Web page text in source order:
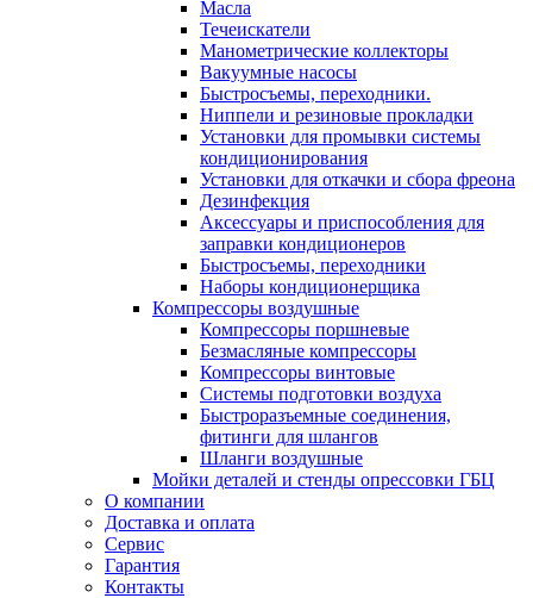
Масла
Течеискатели
Манометрические коллекторы
Вакуумные насосы
Быстросъемы, переходники.
Ниппели и резиновые прокладки
Установки для промывки системы
кондиционирования
Установки для откачки и сбора фреона
Дезинфекция
Аксессуары и приспособления для
заправки кондиционеров
Быстросъемы, переходники
Наборы кондиционерщика
Компрессоры воздушные
Компрессоры поршневые
Безмасляные компрессоры
Компрессоры винтовые
Системы подготовки воздуха
Быстроразъемные соединения,
фитинги для шлангов
Шланги воздушные
Мойки деталей и стенды опрессовки ГБЦ
О компании
Доставка и оплата
Сервис
Гарантия
Контакты